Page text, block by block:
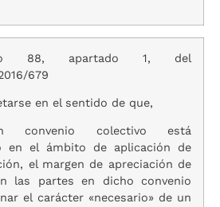
88, apartado 1, del
679
en el sentido de que,
convenio colectivo está
en el ámbito de aplicación de
el margen de apreciación de
las partes en dicho convenio
el carácter «necesario» de un